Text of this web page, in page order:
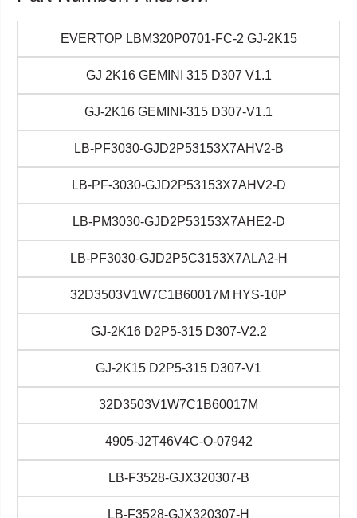
EVERTOP LBM320P0701-FC-2 GJ-2K15
GJ 2K16 GEMINI 315 D307 V1.1
GJ-2K16 GEMINI-315 D307-V1.1
LB-PF3030-GJD2P53153X7AHV2-B
LB-PF-3030-GJD2P53153X7AHV2-D
LB-PM3030-GJD2P53153X7AHE2-D
LB-PF3030-GJD2P5C3153X7ALA2-H
32D3503V1W7C1B60017M HYS-10P
GJ-2K16 D2P5-315 D307-V2.2
GJ-2K15 D2P5-315 D307-V1
32D3503V1W7C1B60017M
4905-J2T46V4C-O-07942
LB-F3528-GJX320307-B
LB-F3528-GJX320307-H